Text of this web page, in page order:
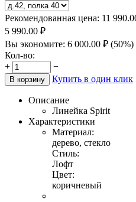
Рекомендованная цена: 11
5 990.00 ₽
Вы экономите: 6 000.00 ₽ (50%)
Кол-во:
+
−
В корзину Купить в один клик
Описание
Линейка Spirit
Характеристики
Материал:
дерево, стекло
Стиль:
Лофт
Цвет:
коричневый